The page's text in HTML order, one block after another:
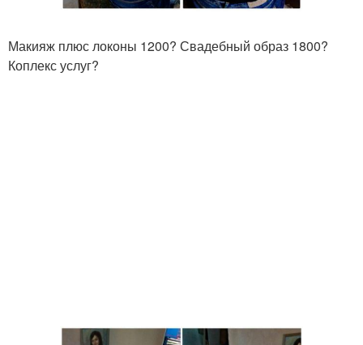
Макияж плюс локоны 1200? Свадебный образ 1800?
Коплекс услуг?